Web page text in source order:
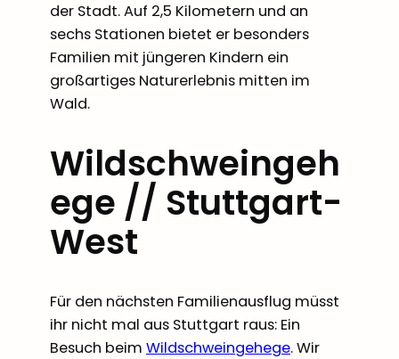
der Stadt. Auf 2,5 Kilometern und an
sechs Stationen bietet er besonders
Familien mit jüngeren Kindern ein
großartiges Naturerlebnis mitten im
Wald.
Wildschweingeh
ege // Stuttgart-
West
Für den nächsten Familienausflug müsst
ihr nicht mal aus Stuttgart raus: Ein
Besuch beim Wildschweingehege. Wir